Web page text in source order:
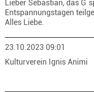
Lieber Sebastian, das
Entspannungstagen
Alles Liebe.
23.10.2023 09:01
Kulturverein Ignis Animi